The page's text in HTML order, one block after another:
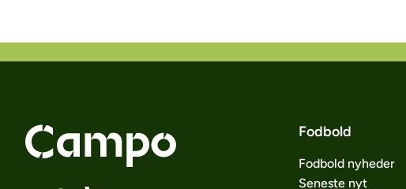
Fodbold
Fodbold nyheder
Seneste nyt